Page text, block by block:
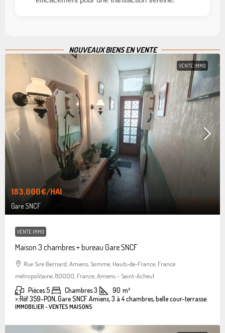
NOUVEAUX BIENS EN VENTE
VENTE IMMO
183.000€/HAI
Gare SNCF
VENTE IMMO
Maison 3 chambres + bureau Gare SNCF
Rue Sire Bernard, Amiens, Somme, Hauts-de-France, France
métropolitaine, 80000, France, Amiens - Saint-Acheul
Pièces:5 Chambres:3 90 m²
>:Réf 359-PON, Gare SNCF Amiens, 3 à 4 chambres, belle cour-terrasse.
IMMOBILIER - VENTES MAISONS